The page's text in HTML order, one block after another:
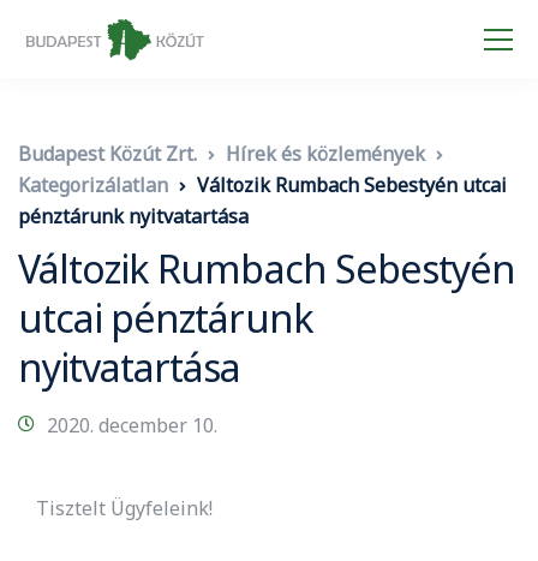
Budapest Közút Zrt.
Hírek és közlemények
Kategorizálatlan
Változik Rumbach Sebestyén utcai
pénztárunk nyitvatartása
Változik Rumbach Sebestyén
utcai pénztárunk
nyitvatartása
2020. december 10.
Tisztelt Ügyfeleink!